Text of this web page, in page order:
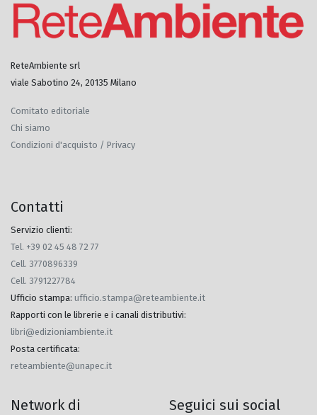
ReteAmbiente srl
viale Sabotino 24, 20135 Milano
Comitato editoriale
Chi siamo
Condizioni d'acquisto / Privacy
Contatti
Servizio clienti:
Tel. +39 02 45 48 72 77
Cell. 3770896339
Cell. 3791227784
Ufficio stampa: ufficio.stampa@reteambiente.it
Rapporti con le librerie e i canali distributivi:
libri@edizioniambiente.it
Posta certificata:
reteambiente@unapec.it
Network di
Seguici sui social